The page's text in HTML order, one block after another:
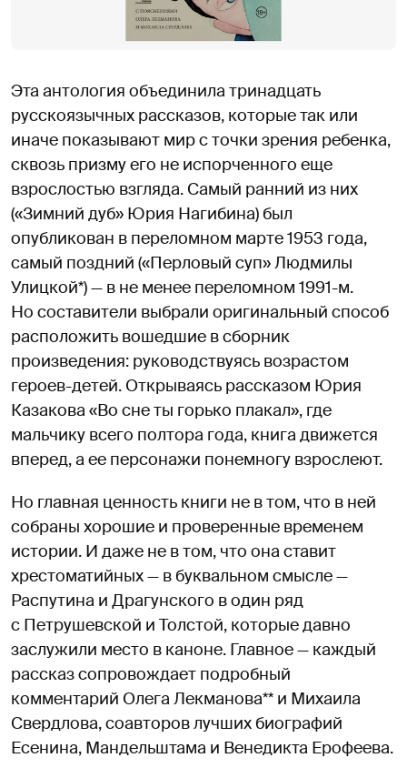
Эта антология объединила тринадцать
русскоязычных рассказов, которые так или
иначе показывают мир с точки зрения ребенка,
сквозь призму его не испорченного еще
взрослостью взгляда. Самый ранний из них
(«Зимний дуб» Юрия Нагибина) был
опубликован в переломном марте 1953 года,
самый поздний («Перловый суп» Людмилы
Улицкой*) — в не менее переломном 1991-м.
Но составители выбрали оригинальный способ
расположить вошедшие в сборник
произведения: руководствуясь возрастом
героев-детей. Открываясь рассказом Юрия
Казакова «Во сне ты горько плакал», где
мальчику всего полтора года, книга движется
вперед, а ее персонажи понемногу взрослеют.
Но главная ценность книги не в том, что в ней
собраны хорошие и проверенные временем
истории. И даже не в том, что она ставит
хрестоматийных — в буквальном смысле —
Распутина и Драгунского в один ряд
с Петрушевской и Толстой, которые давно
заслужили место в каноне. Главное — каждый
рассказ сопровождает подробный
комментарий Олега Лекманова** и Михаила
Свердлова, соавторов лучших биографий
Есенина, Мандельштама и Венедикта Ерофеева.